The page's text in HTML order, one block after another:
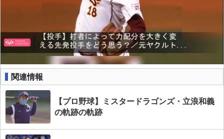
関連情報
【プロ野球】ミスタードラゴンズ・立浪和義
の軌跡の軌跡